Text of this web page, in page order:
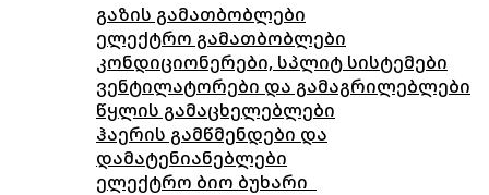
გაზის გამათბობლები
ელექტრო გამათბობლები
კონდიციონერები, სპლიტ სისტემები
ვენტილატორები და გამაგრილებლები
წყლის გამაცხელებლები
ჰაერის გამწმენდები და
დამატენიანებლები
ელექტრო ბიო ბუხარი